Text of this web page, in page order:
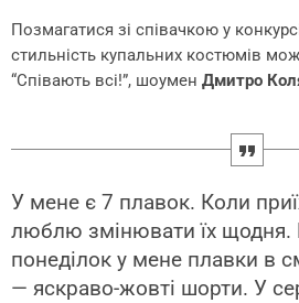
Позмагатися зі співачкою у конкурсі
стильність купальних костюмів
“Співають всі!”, шоумен Дмитро
У мене є 7 плавок. Коли
люблю змінювати їх щодня.
понеділок у мене плавки в
— яскраво-жовті шорти. У